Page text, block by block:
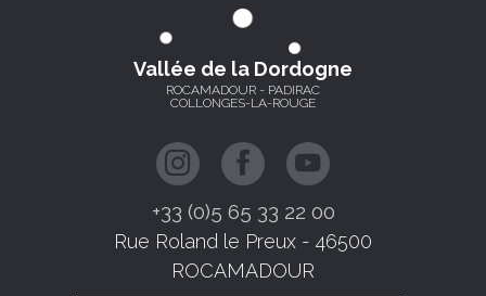
Vallée de la Dordogne
ROCAMADOUR - PADIRAC
COLLONGES-LA-ROUGE
+33 (0)5 65 33 22 00
Rue Roland le Preux - 46500
ROCAMADOUR